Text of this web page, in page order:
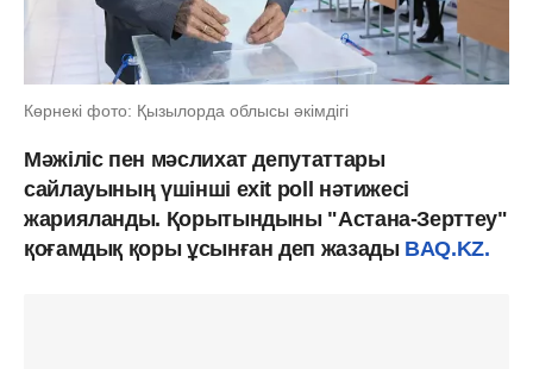
Көрнекі фото: Қызылорда облысы әкімдігі
Мәжіліс пен мәслихат депутаттары
сайлауының үшінші exit poll нәтижесі
жарияланды. Қорытындыны "Астана-Зерттеу"
қоғамдық қоры ұсынған деп жазадыBAQ.KZ.